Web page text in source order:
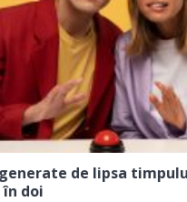
de lipsa
doi